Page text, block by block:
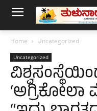
Home Uncategorized
Uncategorized